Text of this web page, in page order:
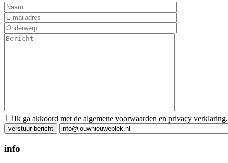
Ik ga akkoord met de algemene voorwaarden en privacy verklaring.
Gelieve dit veld leeg te laten.
info